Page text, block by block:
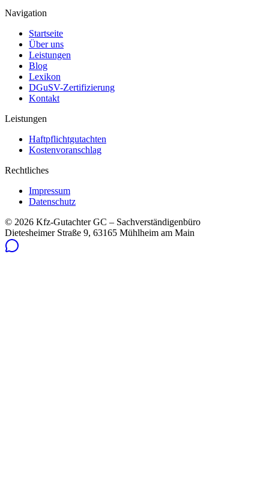
Navigation
Startseite
Über uns
Leistungen
Blog
Lexikon
DGuSV-Zertifizierung
Kontakt
Leistungen
Haftpflichtgutachten
Kostenvoranschlag
Rechtliches
Impressum
Datenschutz
© 2026 Kfz-Gutachter GC – Sachverständigenbüro
Dietesheimer Straße 9, 63165 Mühlheim am Main